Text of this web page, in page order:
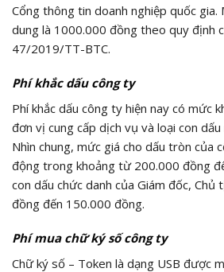
Cổng thông tin doanh nghiệp quốc gia.
dung là 1000.000 đồng theo quy định
47/2019/TT-BTC.
Phí khắc dấu công ty
Phí khắc dấu công ty hiện nay có mức
đơn vị cung cấp dịch vụ và loại con
Nhìn chung, mức giá cho dấu tròn của
động trong khoảng từ 200.000 đồng
con dấu chức danh của Giám đốc,
đồng đến 150.000 đồng.
Phí mua chữ ký số công ty
Chữ ký số – Token là dạng USB được